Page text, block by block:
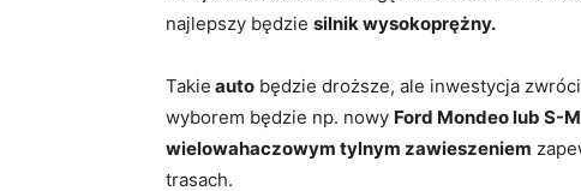
najlepszy będzie silnik wysokoprężny.
Takie auto będzie droższe, ale inwestycja
wyborem będzie np. nowy Ford Mondeo lub S-
wielowahaczowym tylnym zawieszeniem
trasach.